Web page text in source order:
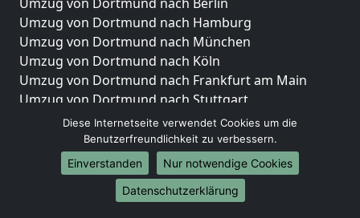
Umzug von Dortmund nach Hamburg
Umzug von Dortmund nach München
Umzug von Dortmund nach Köln
Umzug von Dortmund nach Frankfurt am Main
Umzug von Dortmund nach Stuttgart
Umzug von Dortmund nach Düsseldorf
Umzug von Dortmund nach Leipzig
Umzug von Dortmund nach Dortmund
Umzug von Dortmund nach Essen
Umzug von Dortmund nach Bremen
Diese Internetseite verwendet Cookies um die
Benutzerfreundlichkeit zu verbessern.
Einverstanden
Nur notwendige Cookies
Datenschutzerklärung